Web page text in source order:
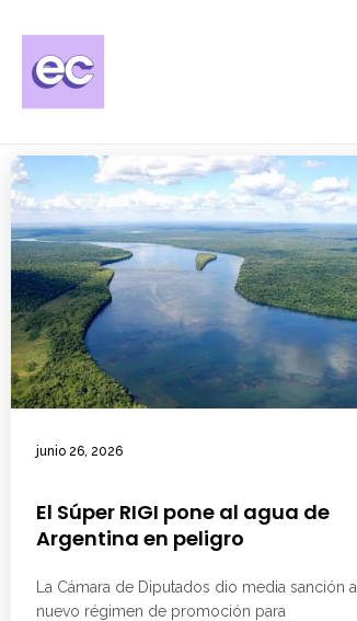
junio 26, 2026
El Súper RIGI pone al agua de
Argentina en peligro
La Cámara de Diputados dio media sanción al
nuevo régimen de promoción para